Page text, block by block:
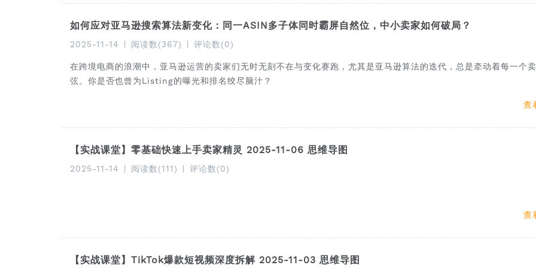
如何应对亚马逊搜索算法新变化：同一ASIN多子体同时霸屏自然位，中小卖家如何破局？
2025-11-14 阅读数(367) 评论数(0)
在跨境电商的浪潮中，亚马逊运营的卖家们无时无刻不在与变化赛跑，尤其是亚马逊算法的迭代，总是牵动着每一个
弦。你是否也曾为Listing的曝光和排名绞尽脑汁？
查
【实战课堂】零基础快速上手卖家精灵 2025-11-06 思维导图
2025-11-14 阅读数(111) 评论数(0)
查
【实战课堂】TikTok爆款短视频深度拆解 2025-11-03 思维导图